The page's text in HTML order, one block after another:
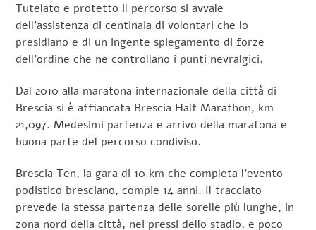
Tutelato e protetto il percorso si avvale
dell’assistenza di centinaia di volontari che lo
presidiano e di un ingente spiegamento di forze
dell’ordine che ne controllano i punti nevralgici.
Dal 2010 alla maratona internazionale della città di
Brescia si è affiancata Brescia Half Marathon, km
21,097. Medesimi partenza e arrivo della maratona e
buona parte del percorso condiviso.
Brescia Ten, la gara di 10 km che completa l’evento
podistico bresciano, compie 14 anni. Il tracciato
prevede la stessa partenza delle sorelle più lunghe, in
zona nord della città, nei pressi dello stadio, e poco